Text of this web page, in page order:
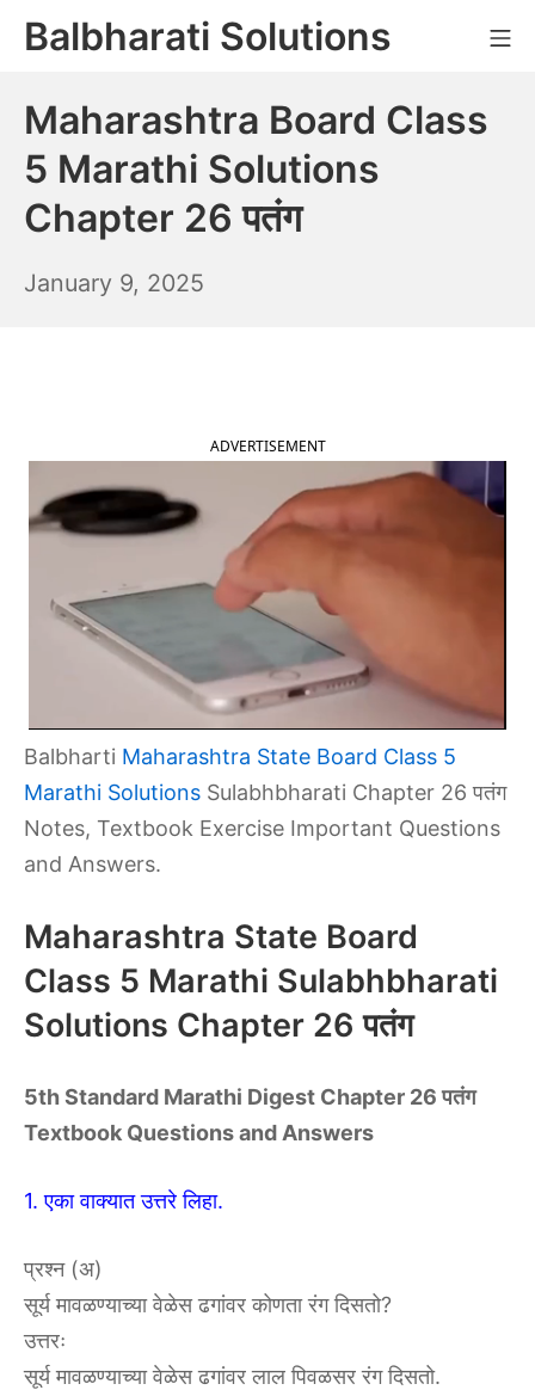
SkipBalbharati Solutions
Maharashtra Board Class
5 Marathi Solutions
Chapter 26 पतंग
January 9, 2025
ADVERTISEMENT
Balbharti Maharashtra State Board Class 5
Marathi Solutions Sulabhbharati Chapter 26 पतंग
Notes, Textbook Exercise Important Questions
and Answers.
Maharashtra State Board
Class 5 Marathi Sulabhbharati
Solutions Chapter 26 पतंग
5th Standard Marathi Digest Chapter 26 पतंग
Textbook Questions and Answers
1. एका वाक्यात उत्तरे लिहा.
प्रश्न (अ)
सूर्य मावळण्याच्या वेळेस ढगांवर कोणता रंग दिसतो?
उत्तरः
सूर्य मावळण्याच्या वेळेस ढगांवर लाल पिवळसर रंग दिसतो.